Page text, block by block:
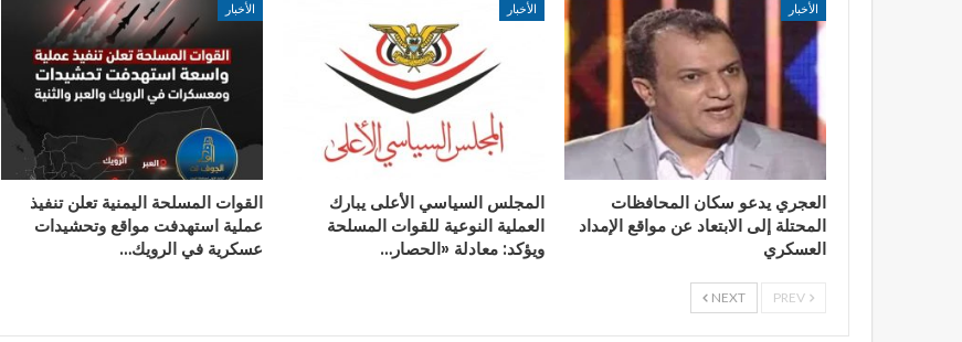
الأخبار
العجري يدعو سكان المحافظات
المحتلة إلى الابتعاد عن مواقع الإمداد
العسكري
الأخبار
المجلس السياسي الأعلى يبارك
العملية النوعية للقوات المسلحة
ويؤكد: معادلة «الحصار…
الأخبار
القوات المسلحة اليمنية تعلن تنفيذ
عملية استهدفت مواقع وتحشيدات
عسكرية في الرويك…
NEXT